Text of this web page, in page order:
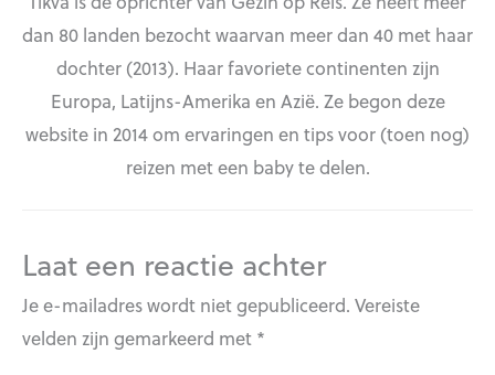
dan 80 landen bezocht waarvan meer dan 40 met haar
dochter (2013). Haar favoriete continenten zijn
Europa, Latijns-Amerika en Azië. Ze begon deze
website in 2014 om ervaringen en tips voor (toen nog)
reizen met een baby te delen.
Laat een reactie achter
Je e-mailadres wordt niet gepubliceerd. Vereiste
velden zijn gemarkeerd met *